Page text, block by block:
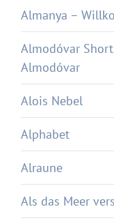
Almanya –
Almodóvar
Almodóvar
Alois Nebel
Alphabet
Alraune
Als das Meer